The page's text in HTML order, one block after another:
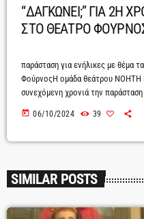
“ΔΑΓΚΩΝΕΙ;” ΓΙΑ 2Η
ΣΤΟ ΘΕΑΤΡΟ
παράσταση για ενήλικες με θέμα
ΦούρνοςΗ ομάδα θεάτρου ΝΟΗΤΗ
συνεχόμενη χρονιά την
today 06/10/2024 39
SIMILAR POSTS